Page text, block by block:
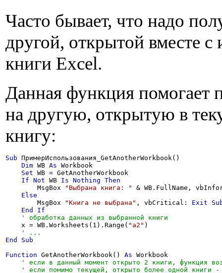
Часто бывает, что надо
другой, открытой вместе с
книги Excel.
Данная функция помогает
на другую, открытую в
книгу:
Sub ПримерИспользования_GetAnotherWorkbook()
Dim WB As Workbook
Set WB = GetAnotherWorkbook
If Not WB Is Nothing Then
        MsgBox
"Выбрана книга: "
& WB.FullName,
Else
        MsgBox
"Книга не выбрана" , vbCritical: Exit
End
If
    x = WB.Worksheets(1).Range(
"a2" )
End
Sub
Function GetAnotherWorkbook() As Workbook